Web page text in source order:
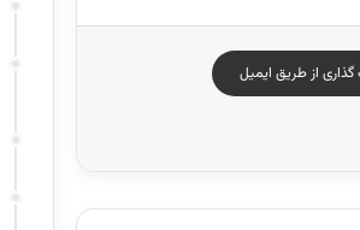
گذاری از طریق ایمیل